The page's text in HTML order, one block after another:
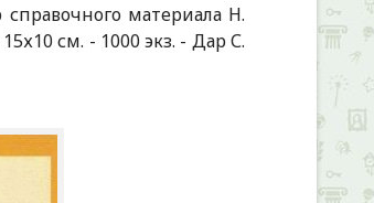
материала Н.
см. - 1000 экз. - Дар С.